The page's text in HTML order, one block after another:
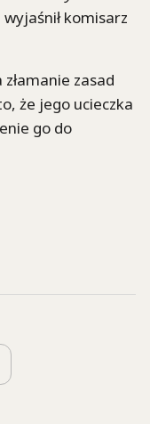
komisarz
zasad
że jego ucieczka
go do